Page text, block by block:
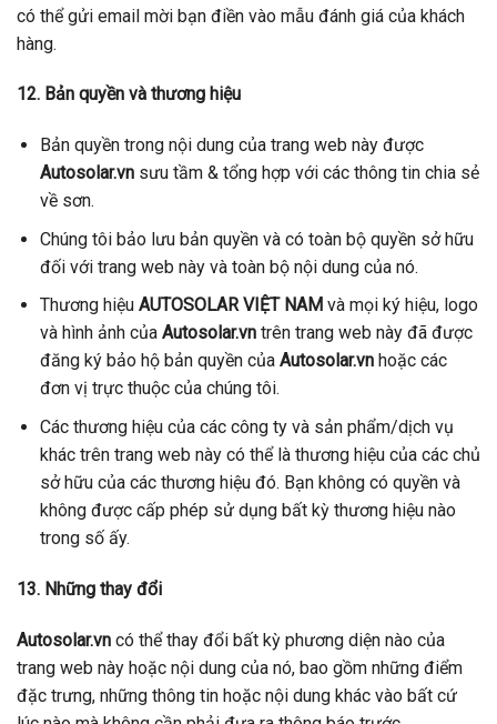
có thể gửi email mời bạn điền vào mẫu đánh giá của khách
hàng.
12. Bản quyền và thương hiệu
Bản quyền trong nội dung của trang web này được
Autosolar.vnsưu tầm & tổng hợp với các thông tin chia sẻ
về sơn.
Chúng tôi bảo lưu bản quyền và có toàn bộ quyền sở hữu
đối với trang web này và toàn bộ nội dung của nó.
Thương hiệu AUTOSOLAR VIỆT NAM và mọi ký hiệu, logo
và hình ảnh của Autosolar.vntrên trang web này đã được
đăng ký bảo hộ bản quyền của Autosolar.vnhoặc các
đơn vị trực thuộc của chúng tôi.
Các thương hiệu của các công ty và sản phẩm/dịch vụ
khác trên trang web này có thể là thương hiệu của các chủ
sở hữu của các thương hiệu đó. Bạn không có quyền và
không được cấp phép sử dụng bất kỳ thương hiệu nào
trong số ấy.
13. Những thay đổi
Autosolar.vn có thể thay đổi bất kỳ phương diện nào của
trang web này hoặc nội dung của nó, bao gồm những điểm
đặc trưng, những thông tin hoặc nội dung khác vào bất cứ